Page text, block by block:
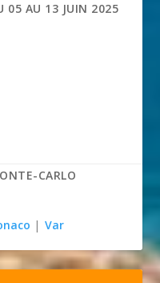
05 AU 13 JUIN 2025
CARLO
| Var